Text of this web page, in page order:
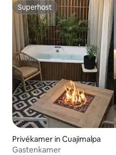
Superhost
Superhost
Privékamer in Cuajimalpa
Gastenkamer